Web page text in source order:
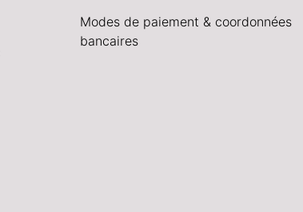
Modes de paiement & coordonnées
bancaires